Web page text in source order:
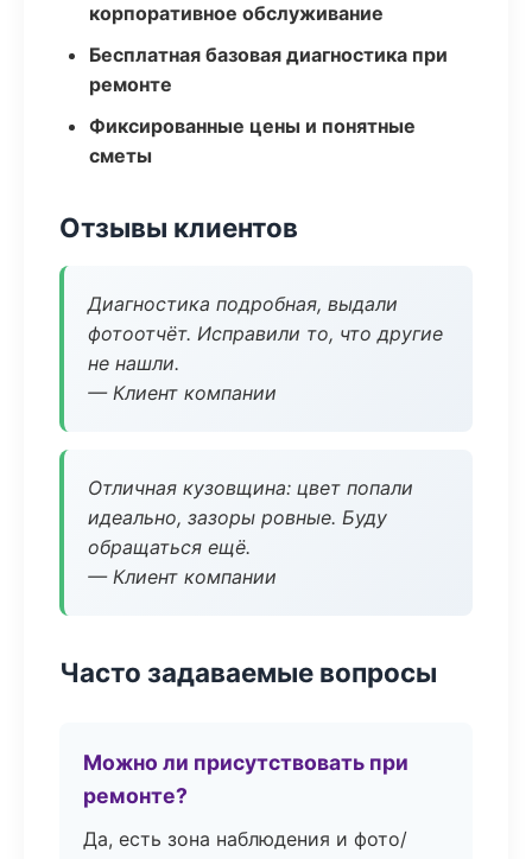
корпоративное обслуживание
Бесплатная базовая диагностика при
ремонте
Фиксированные цены и понятные
сметы
Отзывы клиентов
Диагностика подробная, выдали
фотоотчёт. Исправили то, что другие
не нашли.
— Клиент компании
Отличная кузовщина: цвет попали
идеально, зазоры ровные. Буду
обращаться ещё.
— Клиент компании
Часто задаваемые вопросы
Можно ли присутствовать при
ремонте?
Да, есть зона наблюдения и фото/